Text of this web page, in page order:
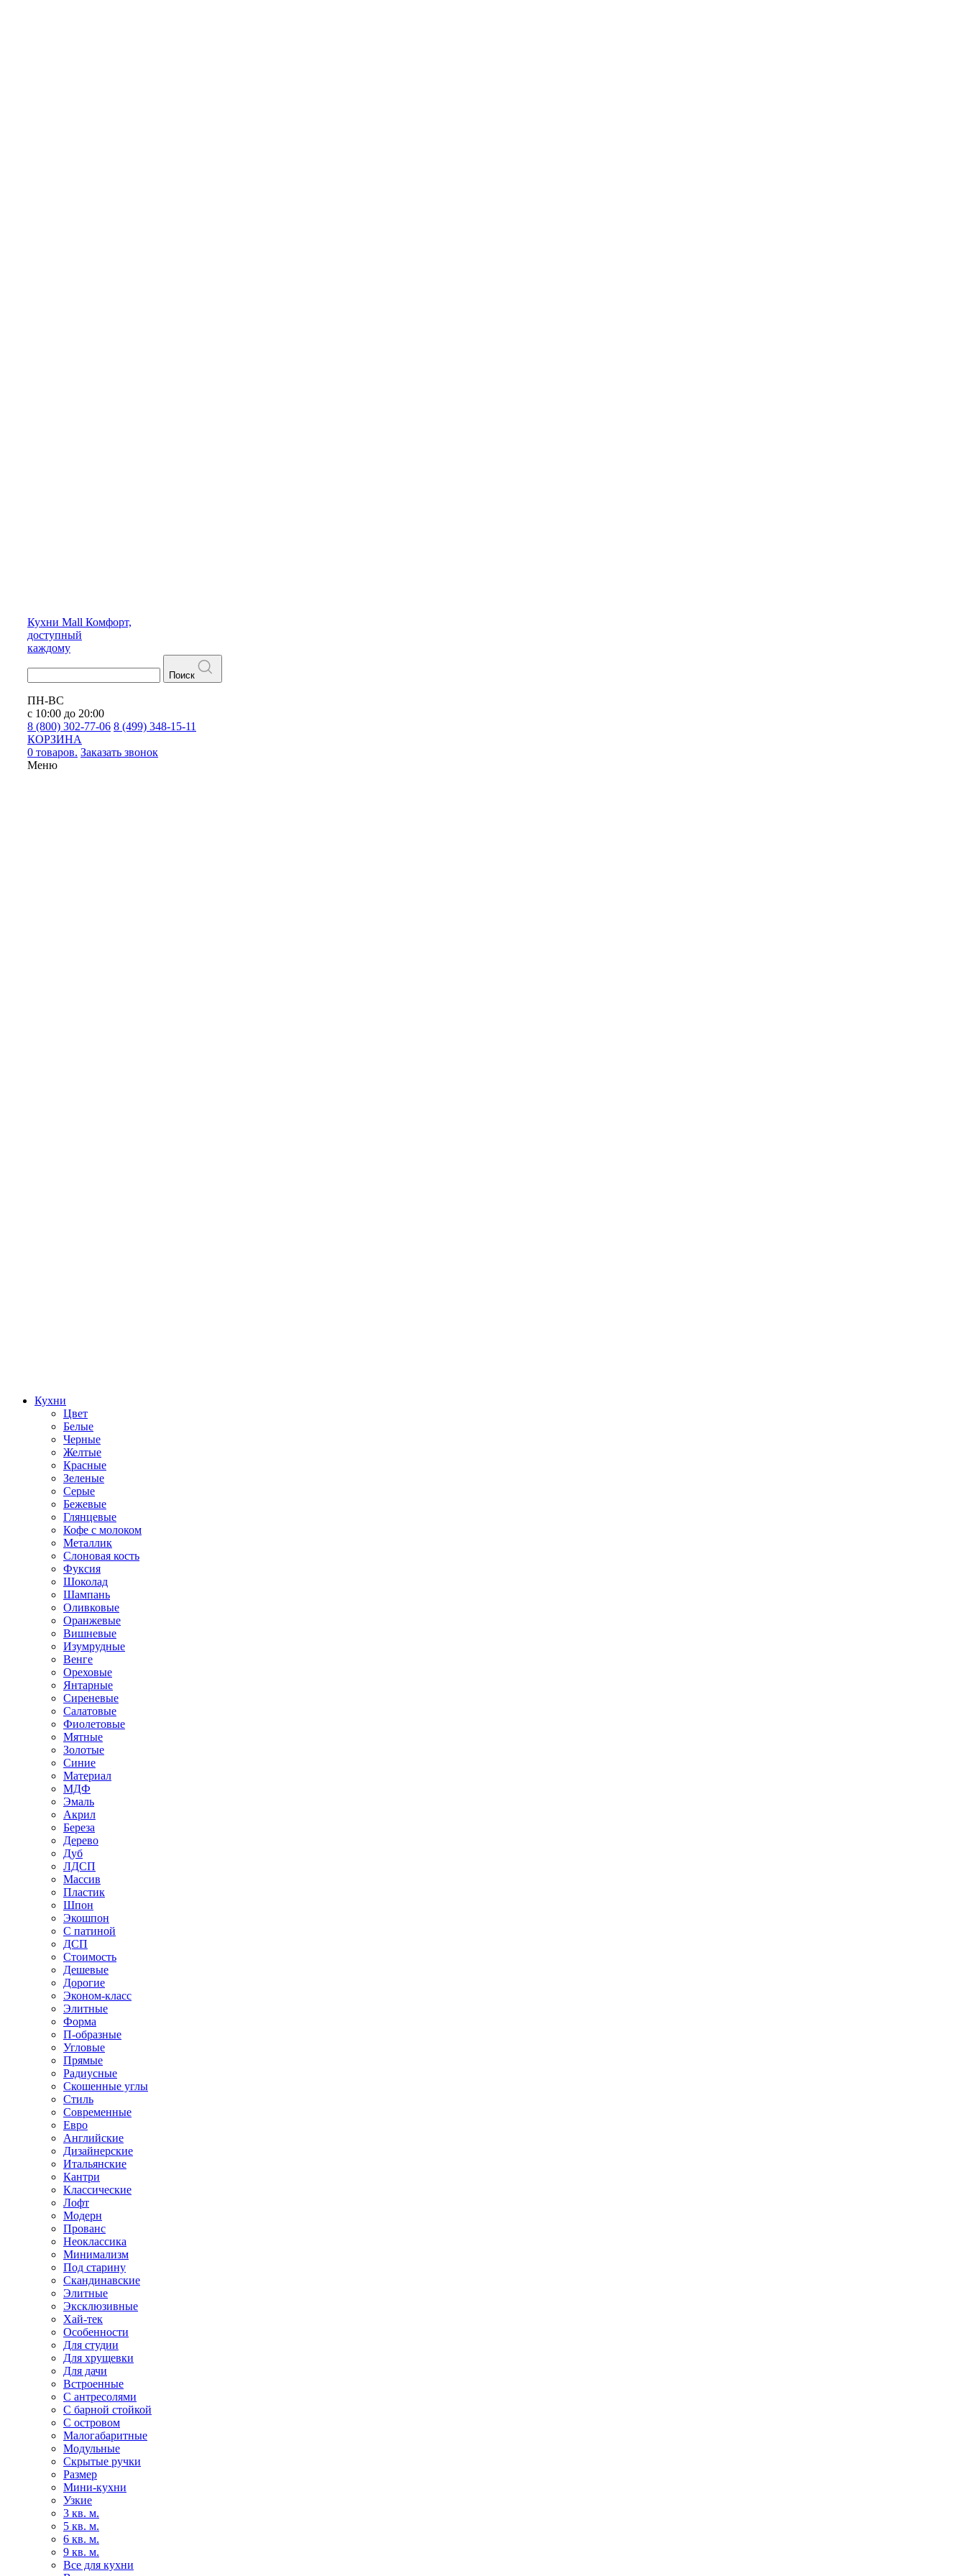
Кухни Mall Комфорт,
доступный
каждому
Поиск
ПН-ВС
с 10:00 до 20:00
8 (800) 302-77-06 8 (499) 348-15-11
КОРЗИНА
0 товаров. Заказать звонок
Меню
Кухни
Цвет
Белые
Черные
Желтые
Красные
Зеленые
Серые
Бежевые
Глянцевые
Кофе с молоком
Металлик
Слоновая кость
Фуксия
Шоколад
Шампань
Оливковые
Оранжевые
Вишневые
Изумрудные
Венге
Ореховые
Янтарные
Сиреневые
Салатовые
Фиолетовые
Мятные
Золотые
Синие
Материал
МДФ
Эмаль
Акрил
Береза
Дерево
Дуб
ЛДСП
Массив
Пластик
Шпон
Экошпон
С патиной
ДСП
Стоимость
Дешевые
Дорогие
Эконом-класс
Элитные
Форма
П-образные
Угловые
Прямые
Радиусные
Скошенные углы
Стиль
Современные
Евро
Английские
Дизайнерские
Итальянские
Кантри
Классические
Лофт
Модерн
Прованс
Неоклассика
Минимализм
Под старину
Скандинавские
Элитные
Эксклюзивные
Хай-тек
Особенности
Для студии
Для хрущевки
Для дачи
Встроенные
С антресолями
С барной стойкой
С островом
Малогабаритные
Модульные
Скрытые ручки
Размер
Мини-кухни
Узкие
3 кв. м.
5 кв. м.
6 кв. м.
9 кв. м.
Все для кухни